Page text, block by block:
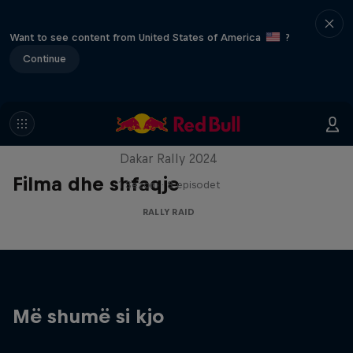
Want to see content from United States of America
?
Continue
Filma dhe shfaqje
Dakar: In the Dust
Dakar Rally 2024
1 Sezoni · 8 episodet
RALLY RAID
Më shumë si kjo